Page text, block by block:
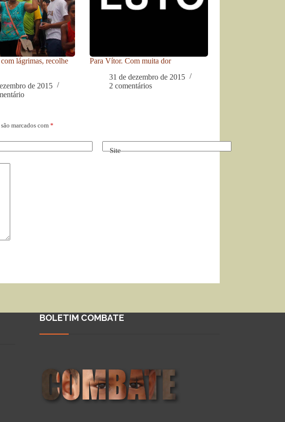
lágrimas, recolhe
de 2015
Para Vítor. Com muita dor
31 de dezembro de 2015
2 comentários
marcados com *
Site
BOLETIM COMBATE